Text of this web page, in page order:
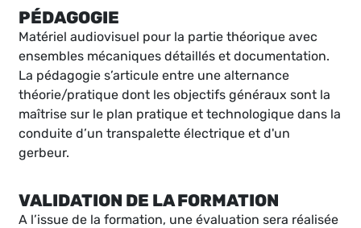
PÉDAGOGIE
Matériel audiovisuel pour la partie théorique avec
ensembles mécaniques détaillés et documentation.
La pédagogie s’articule entre une alternance
théorie/pratique dont les objectifs généraux sont la
maîtrise sur le plan pratique et technologique dans la
conduite d’un transpalette électrique et d'un
gerbeur.
VALIDATION DE LA FORMATION
A l’issue de la formation, une évaluation sera réalisée